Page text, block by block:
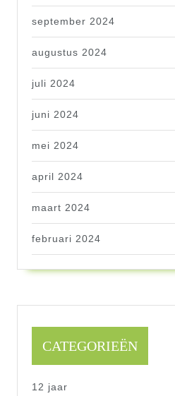
september 2024
augustus 2024
juli 2024
juni 2024
mei 2024
april 2024
maart 2024
februari 2024
CATEGORIEËN
12 jaar